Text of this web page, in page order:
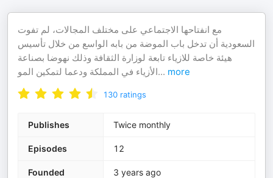
مع انفتاحها الاجتماعي على مختلف المجالات، لم تفوت
السعودية أن تدخل باب الموضة من بابه الواسع من خلال تأسيس
هيئة خاصة للازياء تابعة لوزارة الثقافة وذلك نهوضا بصناعة
الأزياء في المملكة ودعما لتمكين المو... more
130 ratings
Publishes Twice monthly
Episodes 12
Founded 3 years ago